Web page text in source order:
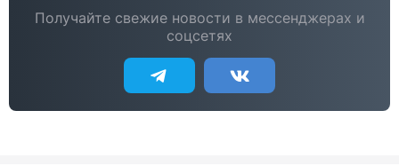
Получайте свежие новости в мессенджерах и
соцсетях